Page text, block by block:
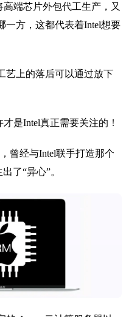
端芯片外包代工生产，又
一方，这都代表着Intel想要
艺上的落后可以通过放下
是Intel真正需要关注的！
曾经与Intel联手打造那个
了“异心”。